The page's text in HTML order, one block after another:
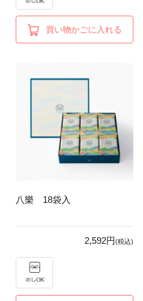
買い物かごに入れる
八樂 18袋入
2,592円(税込)